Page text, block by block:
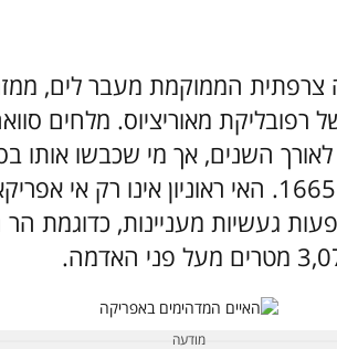
צרפתית הממוקמת מעבר לים,
מאוריציוס. מלחים
לאורך השנים, אך מי שכבשו אותו
דווקא הצרפתים, בשנת 1665. האי ראוניון אינו
געשיות מעניינות, כדוגמת